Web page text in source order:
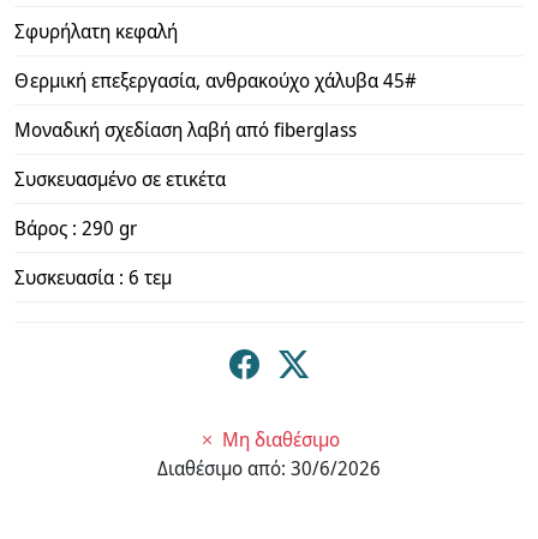
Σφυρήλατη κεφαλή
Θερμική επεξεργασία, ανθρακούχο χάλυβα 45#
Μοναδική σχεδίαση λαβή από fiberglass
Συσκευασμένο σε ετικέτα
Βάρος : 290 gr
Συσκευασία : 6 τεμ
Μη διαθέσιμο
Διαθέσιμο από: 30/6/2026